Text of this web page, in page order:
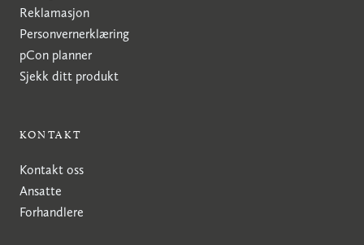
Reklamasjon
Personvernerklæring
pCon planner
Sjekk ditt produkt
KONTAKT
Kontakt oss
Ansatte
Forhandlere